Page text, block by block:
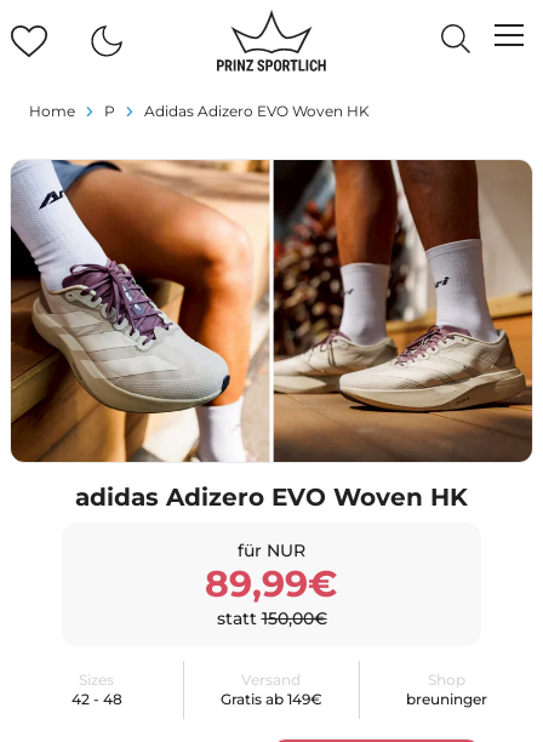
Home P Adidas Adizero EVO Woven HK
adidas Adizero EVO Woven HK
für NUR
89,99€
statt150,00€
Sizes
42 - 48
Versand
Gratis ab 149€
Shop
breuninger